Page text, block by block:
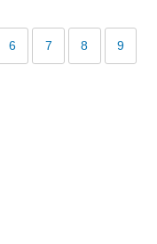
6 7 8 9